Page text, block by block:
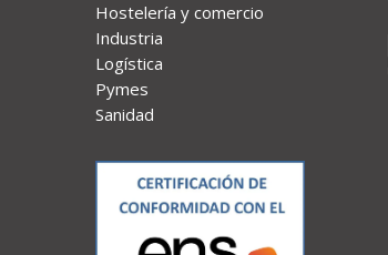
Hostelería y comercio
Industria
Logística
Pymes
Sanidad